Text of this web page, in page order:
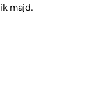
majd.